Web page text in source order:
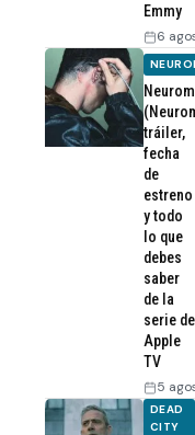
Emmy
6
tráiler,
fecha
de
estreno
y todo
lo que
debes
saber
de la
serie de
Apple
TV
5
DEAD
CITY